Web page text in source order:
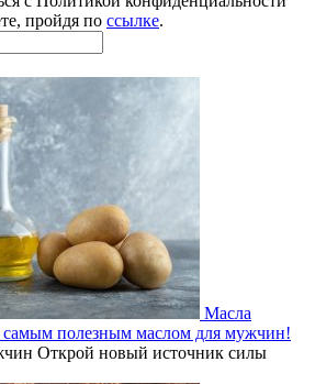
пройдя по ссылке.
Масла
самым полезным маслом для мужчин!
Открой новый источник силы